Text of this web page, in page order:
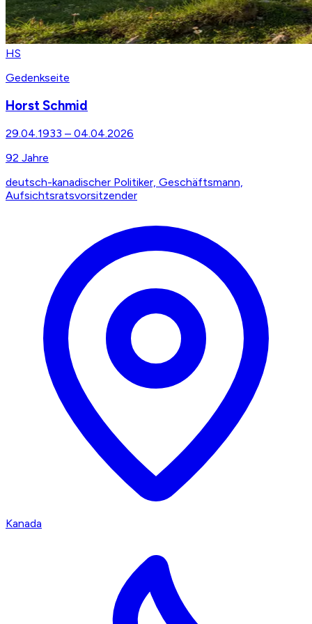
HS
Gedenkseite
Horst Schmid
29.04.1933 – 04.04.2026
92 Jahre
deutsch-kanadischer Politiker, Geschäftsmann,
Aufsichtsratsvorsitzender
Kanada